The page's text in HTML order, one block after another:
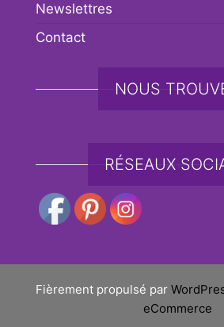
Newslettres
Contact
NOUS
RÉSEAUX
Fièrement propulsé par
eCommerce